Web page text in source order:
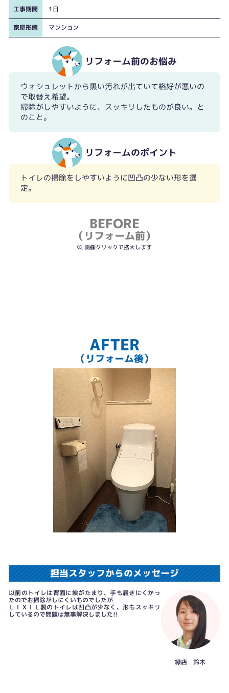
工事期間 1日
家屋形態 マンション
リフォーム前のお悩み
ウォシュレットから黒い汚れが出ていて格好が悪いの
で取替え希望。
掃除がしやすいように、スッキリしたものが良い。と
のこと。
リフォームのポイント
トイレの掃除をしやすいように凹凸の少ない形を選
定。
BEFORE
（リフォーム前）
画像クリックで拡大します
AFTER
（リフォーム後）
担当スタッフからのメッセージ
以前のトイレは背面に埃がたまり、手も届きにくかっ
たのでお掃除がしにくいものでしたが
ＬＩＸＩＬ製のトイレは凹凸が少なく、形もスッキリ
しているので問題は無事解決しました!!
緑店 鈴木